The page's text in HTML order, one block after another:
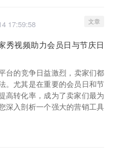
17:59:58 文章
秀视频助力会员日与节庆日
台的竞争日益激烈，卖家们都
。尤其是在重要的会员日和节
高转化率，成为了卖家们最为
深入剖析一个强大的营销工具